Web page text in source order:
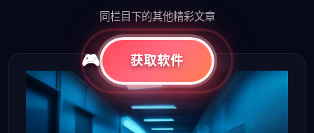
同栏目下的其他精彩文章
获取软件